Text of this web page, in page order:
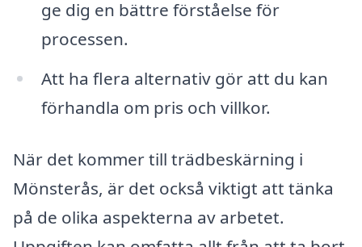
ge dig en bättre förståelse för
processen.
Att ha flera alternativ gör att du kan
förhandla om pris och villkor.
När det kommer till trädbeskärning i
Mönsterås, är det också viktigt att tänka
på de olika aspekterna av arbetet.